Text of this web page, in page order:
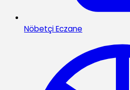
Nöbetçi Eczane